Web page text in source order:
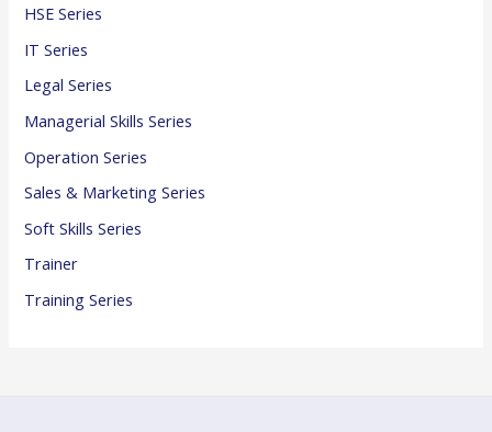
HSE Series
IT Series
Legal Series
Managerial Skills Series
Operation Series
Sales & Marketing Series
Soft Skills Series
Trainer
Training Series